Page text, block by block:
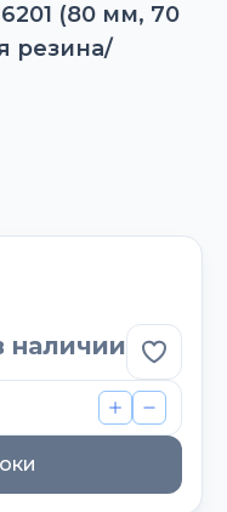
(80 мм, 70
резина/
наличии